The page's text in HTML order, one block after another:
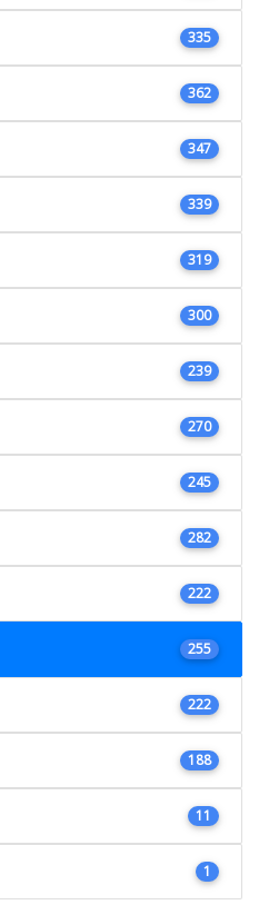
335
362
347
339
319
300
239
270
245
282
222
255
222
188
11
1